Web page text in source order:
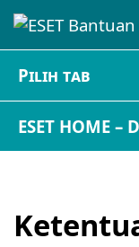
Pilih tab
ESET HOME